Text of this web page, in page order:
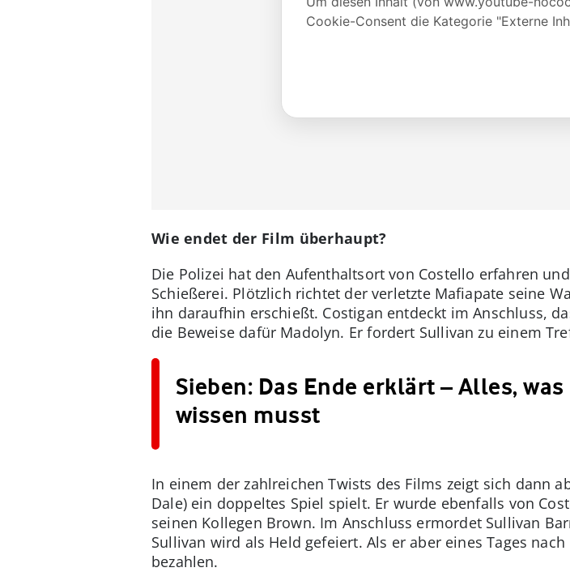
Wie endet der Film überhaupt?
Die Polizei hat den Aufenthaltsort von Costello erfahren
Schießerei. Plötzlich richtet der verletzte Mafiapate seine
ihn daraufhin erschießt. Costigan entdeckt im Anschluss,
die Beweise dafür Madolyn. Er fordert Sullivan zu einem
Sieben: Das Ende erklärt – Alles,
wissen musst
In einem der zahlreichen Twists des Films zeigt sich dann
Dale) ein doppeltes Spiel spielt. Er wurde ebenfalls von
seinen Kollegen Brown. Im Anschluss ermordet Sullivan
Sullivan wird als Held gefeiert. Als er aber eines Tages
bezahlen.